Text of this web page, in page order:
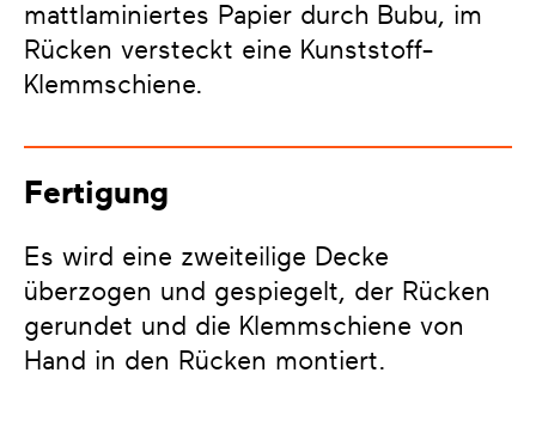
mattlaminiertes Papier durch Bubu, im
Rücken versteckt eine Kunststoff-
Klemmschiene.
Fertigung
Es wird eine zweiteilige Decke
überzogen und gespiegelt, der Rücken
gerundet und die Klemmschiene von
Hand in den Rücken montiert.